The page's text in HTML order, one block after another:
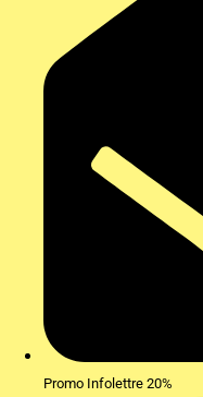
Promo Infolettre 20%